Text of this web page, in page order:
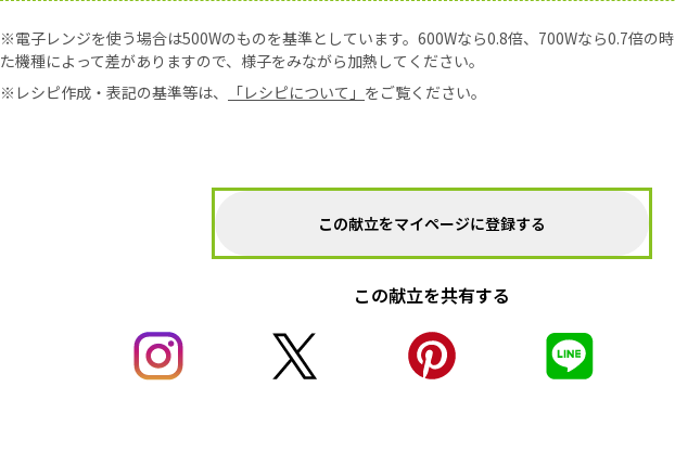
※電子レンジを使う場合は500Wのものを基準としています。600Wなら0.8倍、700Wなら0.7倍の
た機種によって差がありますので、様子をみながら加熱してください。
※レシピ作成・表記の基準等は、
「レシピについて」 をご覧ください。
この献立をマイページに登録する
この献立を共有する